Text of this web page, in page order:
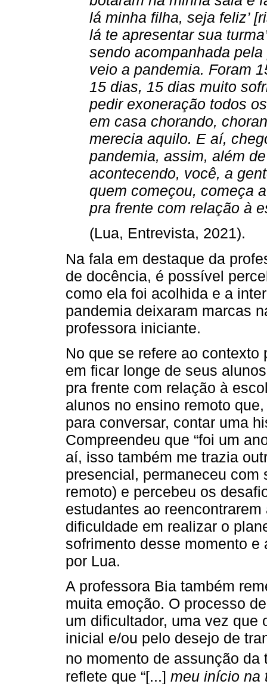
lá minha filha, seja feliz’
lá te apresentar sua
sendo acompanhada
veio a pandemia. Foram
15 dias, 15 dias muito
pedir exoneração todos
em casa chorando,
merecia aquilo. E aí,
pandemia, assim, além
acontecendo, você, a
quem começou, começa
pra frente com relação à
(Lua, Entrevista, 2021).
Na fala em destaque da
de docência, é possível
como ela foi acolhida e a
pandemia deixaram marcas
professora iniciante.
No que se refere ao
em ficar longe de seus
pra frente com relação à
alunos no ensino remoto
para conversar, contar uma
Compreendeu que “foi um
aí, isso também me trazia
presencial, permaneceu com
remoto) e percebeu os
estudantes ao
dificuldade em realizar o
sofrimento desse momento
por Lua.
A professora Bia também
muita emoção. O processo
um dificultador, uma vez que
inicial e/ou pelo desejo de
no momento de assunção da
reflete que “[...] meu início na